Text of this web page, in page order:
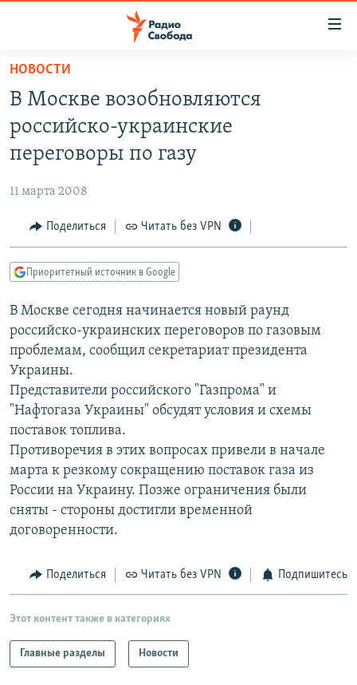
упрощенного
доступа
основному
Вернутся
Вернутся
поиску
АВТОРСКИЕ ПРОЕКТЫ
МНЕНИЯ
КУЛЬТУРА
КАВКАЗ.РЕАЛИИ
СЕВЕР.РЕАЛИИ
СИБИРЬ.РЕАЛИИ
РАСПИСАНИЕ ВЕЩАНИЯ
ПОДПИШИТЕСЬ НА РАССЫЛКУ
СОЦИАЛЬНЫЕ СЕТИ
НОВОСТИ
В Москве возобновляются
российско-украинские
переговоры по газу
11 марта 2008
Поделиться Читать без VPN
Приоритетный источник в Google
В Москве сегодня начинается новый раунд
российско-украинских переговоров по газовым
проблемам, сообщил секретариат президента
Украины.
Представители российского "Газпрома" и
"Нафтогаза Украины" обсудят условия и схемы
поставок топлива.
Противоречия в этих вопросах привели в начале
марта к резкому сокращению поставок газа из
России на Украину. Позже ограничения были
сняты - стороны достигли временной
договоренности.
Поделиться Читать без VPN Подпишитесь
Этот контент также в категориях
Главные разделы Новости